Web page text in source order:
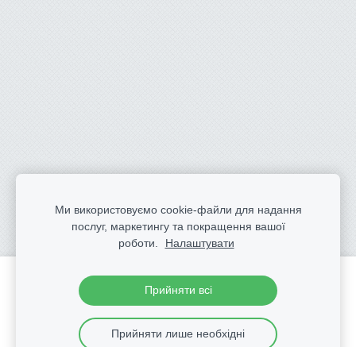
Створіть свій вебсайт або інтернет-магазин за
допомогою Mozello.
Швидко, просто, без програмування.
Ми використовуємо cookie-файли для надання
послуг, маркетингу та покращення вашої
роботи.
Налаштувати
Прийняти всі
Прийняти лише необхідні